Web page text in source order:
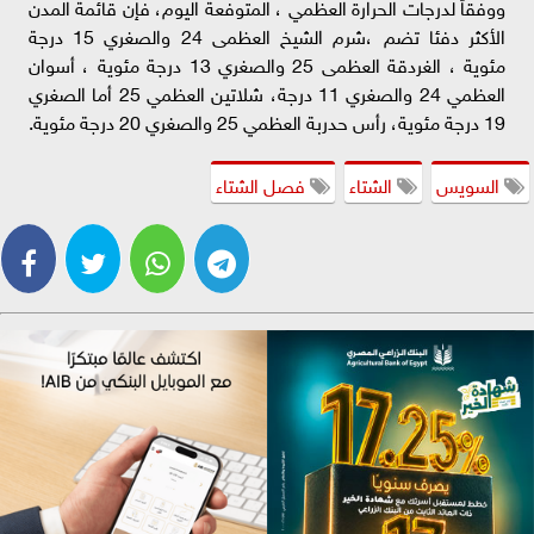
الأكثر دفئا تضم ،شرم الشيخ العظمى 24 والصغري 15 درجة
مئوية ، الغردقة العظمى 25 والصغري 13 درجة مئوية ، أسوان
العظمي 24 والصغري 11 درجة، شلاتين العظمي 25 أما الصغري
19 درجة مئوية، رأس حدربة العظمي 25 والصغري 20 درجة مئوية.
السويس
الشتاء فصل الشتاء